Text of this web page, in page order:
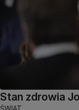
Stan zdrowia
ŚWIAT